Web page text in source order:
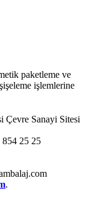
paketleme ve
işlemlerine
Sanayi Sitesi
854 25 25
.